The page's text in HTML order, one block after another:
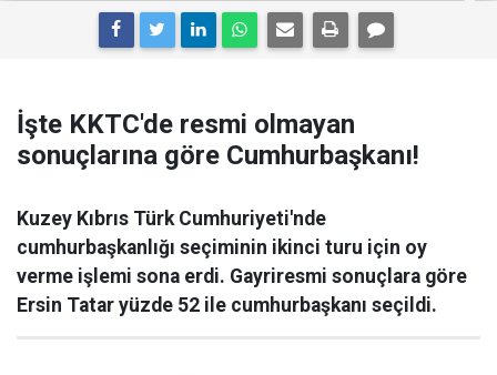
İşte KKTC'de resmi olmayan
sonuçlarına göre Cumhurbaşkanı!
Kuzey Kıbrıs Türk Cumhuriyeti'nde
cumhurbaşkanlığı seçiminin ikinci turu için oy
verme işlemi sona erdi. Gayriresmi sonuçlara göre
Ersin Tatar yüzde 52 ile cumhurbaşkanı seçildi.